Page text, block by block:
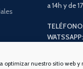
optimizar nuestro sitio web y
a 14h y de
WATSSAPP: